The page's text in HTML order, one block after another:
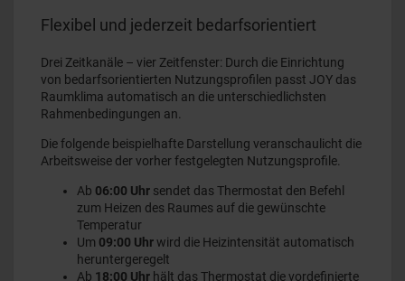
Flexibel und jederzeit bedarfsorientiert
Drei Zeitkanäle – vier Zeitfenster: Durch die Einrichtung
von bedarfsorientierten Nutzungsprofilen passt JOY das
Raumklima automatisch an die unterschiedlichsten
Rahmenbedingungen an.
Die folgende beispielhafte Darstellung veranschaulicht die
Arbeitsweise der vorher festgelegten Nutzungsprofile.
Ab 06:00 Uhr sendet das Thermostat den Befehl
zum Heizen des Raumes auf die gewünschte
Temperatur
Um 09:00 Uhrwird die Heizintensität automatisch
heruntergeregelt
Ab 18:00 Uhr hält das Thermostat die vordefinierte